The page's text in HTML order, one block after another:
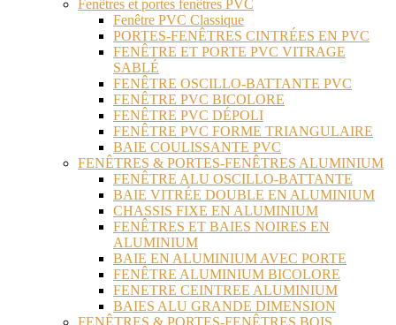
Fenêtres et portes fenêtres PVC
Fenêtre PVC Classique
PORTES-FENÊTRES CINTRÉES EN PVC
FENÊTRE ET PORTE PVC VITRAGE
SABLÉ
FENÊTRE OSCILLO-BATTANTE PVC
FENÊTRE PVC BICOLORE
FENÊTRE PVC DÉPOLI
FENÊTRE PVC FORME TRIANGULAIRE
BAIE COULISSANTE PVC
FENÊTRES & PORTES-FENÊTRES ALUMINIUM
FENÊTRE ALU OSCILLO-BATTANTE
BAIE VITRÉE DOUBLE EN ALUMINIUM
CHASSIS FIXE EN ALUMINIUM
FENÊTRES ET BAIES NOIRES EN
ALUMINIUM
BAIE EN ALUMINIUM AVEC PORTE
FENÊTRE ALUMINIUM BICOLORE
FENETRE CEINTREE ALUMINIUM
BAIES ALU GRANDE DIMENSION
FENÊTRES & PORTES-FENÊTRES BOIS